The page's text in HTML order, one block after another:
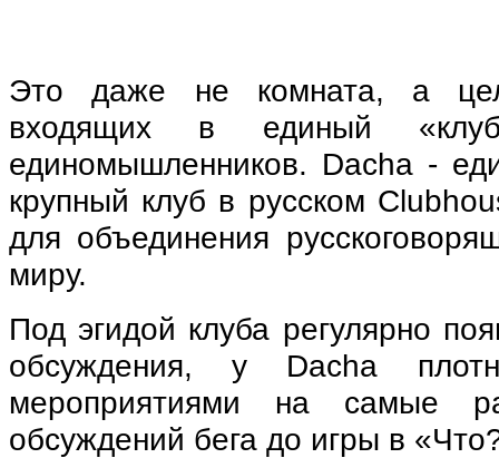
Это даже не комната, а
входящих в единый
единомышленников. Dacha -
крупный клуб в русском
для объединения
миру.
Под эгидой клуба регулярно
обсуждения, у Dacha
мероприятиями на самые
обсуждений бега до игры в